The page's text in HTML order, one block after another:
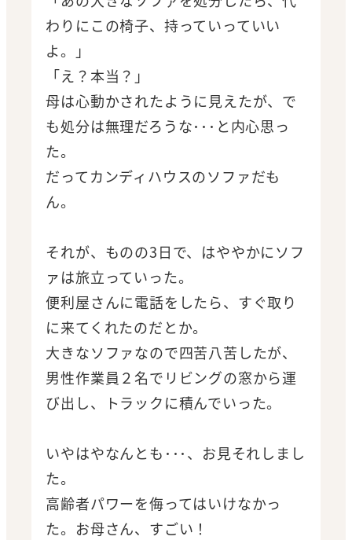
わりにこの椅子、持っていっていい
よ。」
「え？本当？」
母は心動かされたように見えたが、で
も処分は無理だろうな･･･と内心思っ
た。
だってカンディハウスのソファだも
ん。
それが、ものの3日で、はややかにソフ
ァは旅立っていった。
便利屋さんに電話をしたら、すぐ取り
に来てくれたのだとか。
大きなソファなので四苦八苦したが、
男性作業員２名でリビングの窓から運
び出し、トラックに積んでいった。
いやはやなんとも･･･、お見それしまし
た。
高齢者パワーを侮ってはいけなかっ
た。お母さん、すごい！